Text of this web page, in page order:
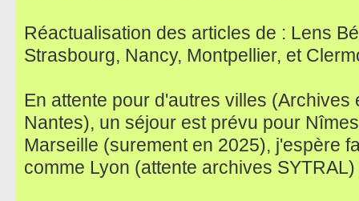
Réactualisation des articles de : Lens
Strasbourg, Nancy, Montpellier, et
En attente pour d'autres villes (Archives
Nantes), un séjour est prévu pour
Marseille (surement en 2025), j'espère
comme Lyon (attente archives SYTRAL)